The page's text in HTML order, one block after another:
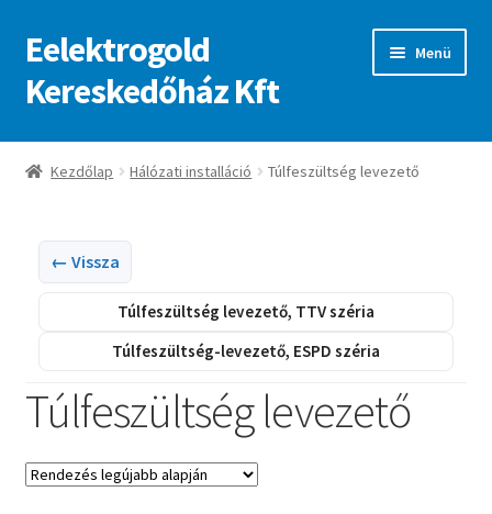
Ugrás
a
navigációhoz
Kilépés
a
tartalomba
Eelektrogold
Kereskedőház Kft
Menü
Kezdőlap
Adatvédelmi irányelvek
ajanlatkeres
Kezdőlap Hálózati installáció Túlfeszültség levezető
← Vissza
Túlfeszültség levezető, TTV széria
Túlfeszültség-levezető, ESPD széria
Túlfeszültség levezető